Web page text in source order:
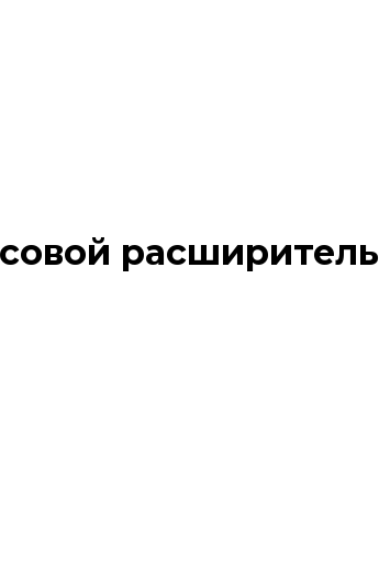
расширитель